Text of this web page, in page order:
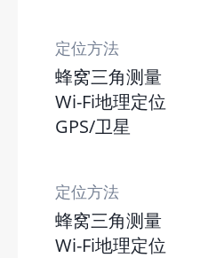
定位方法
蜂窝三角测量
Wi-Fi地理定位
GPS/卫星
定位方法
蜂窝三角测量
Wi-Fi地理定位